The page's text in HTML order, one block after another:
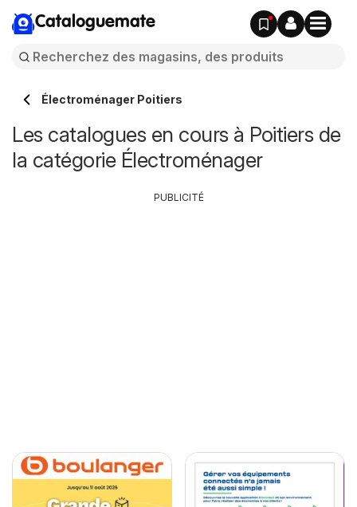
Cataloguemate
Électroménager Poitiers
Les catalogues en cours à Poitiers de
la catégorie Électroménager
PUBLICITÉ